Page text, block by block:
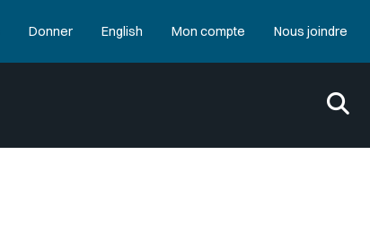
Donner English Mon compte Nous joindre